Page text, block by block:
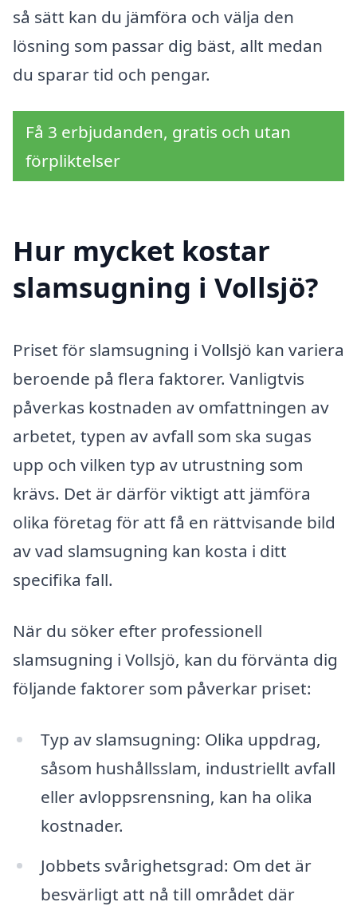
så sätt kan du jämföra och välja den
lösning som passar dig bäst, allt medan
du sparar tid och pengar.
Få 3 erbjudanden, gratis och utan
förpliktelser
Hur mycket kostar
slamsugning i Vollsjö?
Priset för slamsugning i Vollsjö kan variera
beroende på flera faktorer. Vanligtvis
påverkas kostnaden av omfattningen av
arbetet, typen av avfall som ska sugas
upp och vilken typ av utrustning som
krävs. Det är därför viktigt att jämföra
olika företag för att få en rättvisande bild
av vad slamsugning kan kosta i ditt
specifika fall.
När du söker efter professionell
slamsugning i Vollsjö, kan du förvänta dig
följande faktorer som påverkar priset:
Typ av slamsugning: Olika uppdrag,
såsom hushållsslam, industriellt avfall
eller avloppsrensning, kan ha olika
kostnader.
Jobbets svårighetsgrad: Om det är
besvärligt att nå till området där